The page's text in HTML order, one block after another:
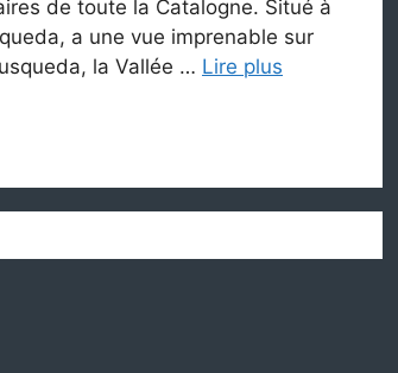
de toute la Catalogne. Situé à
a une vue imprenable sur
la Vallée … Lire plus